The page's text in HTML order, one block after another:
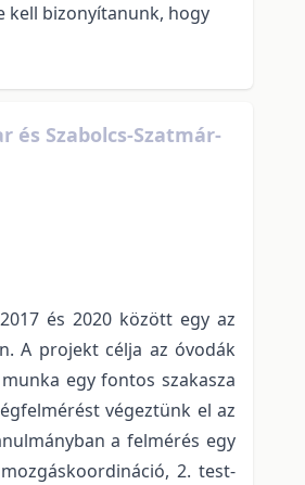
kell bizonyítanunk, hogy
Szabolcs-Szatmár-
és 2020 között egy az
A projekt célja az óvodák
egy fontos szakasza
végeztünk el az
a felmérés egy
2. test-